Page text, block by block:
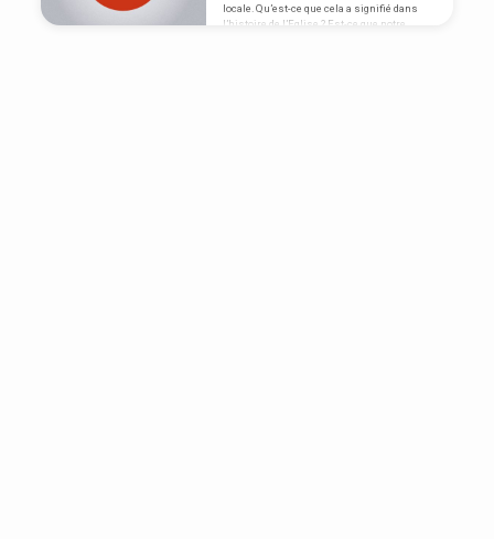
locale. Qu’est-ce que cela a signifié dans
l’histoire de l’Eglise ? Est-ce que notre